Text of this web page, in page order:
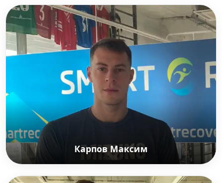
Ильина Екатерина и Сотникова Аделина
Заслуженные мастера спорта: российская
гандболистка, олимпийская чемпионка 2016
года, чемпионка мира среди юниоров с первой в
России олимпийской чемпионкой 2014 г. в
женском одиночном катании в индивидуальном
зачёте, двукратным серебряным призёром
чемпионатов Европы 2013 и 2014 гг.,
чемпионкой мира среди юниоров 2011 года.
Карпов Максим
Карпов Максим